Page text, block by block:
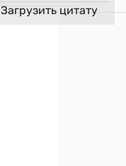
Загрузить цитату